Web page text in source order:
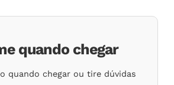
quando chegar
quando chegar ou tire dúvidas